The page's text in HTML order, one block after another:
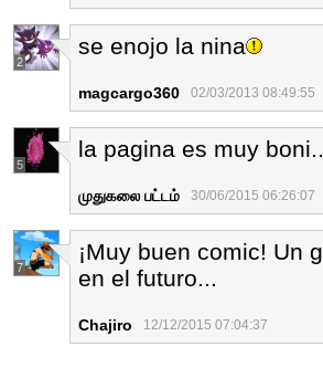
2
se enojo la nina
magcargo360 02/03/2013 08:49:55
5
la pagina es muy boni..
முதுகலை பட்டம் 30/06/2015 06:26:07
7
¡Muy buen comic! Un
en el futuro...
Chajiro 12/12/2015 07:04:37